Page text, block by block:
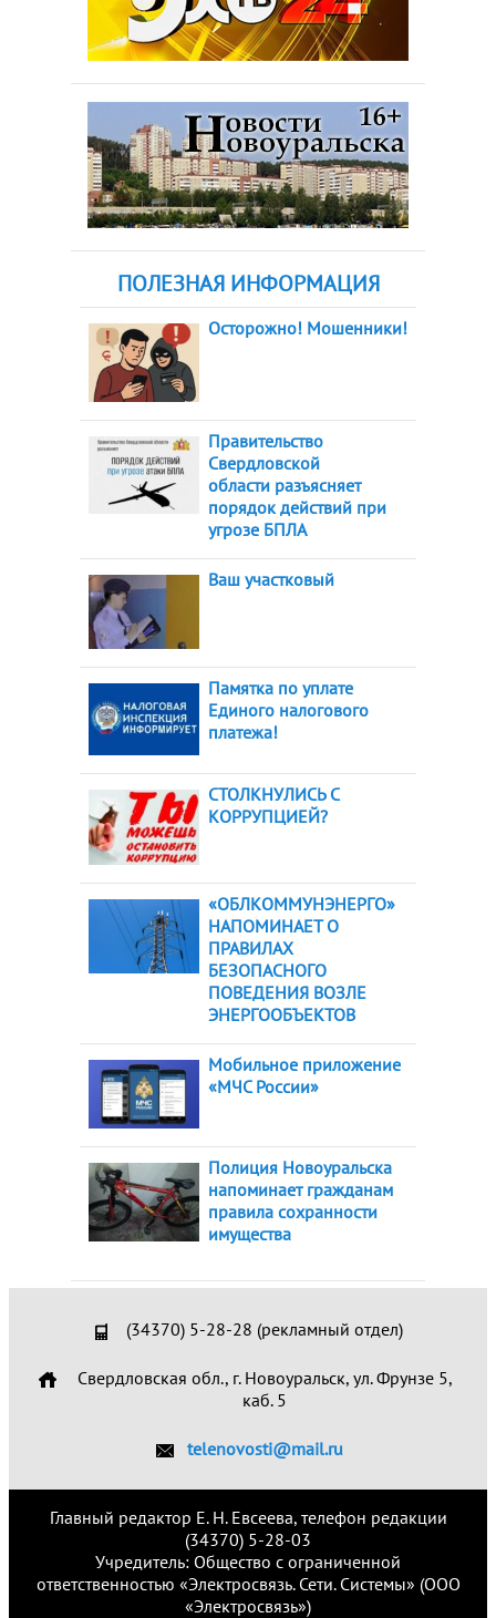
ПОЛЕЗНАЯ ИНФОРМАЦИЯ
Осторожно! Мошенники!
Правительство
Свердловской
области разъясняет
порядок действий при
угрозе БПЛА
Ваш участковый
Памятка по уплате
Единого налогового
платежа!
СТОЛКНУЛИСЬ С
КОРРУПЦИЕЙ?
«ОБЛКОММУНЭНЕРГО»
НАПОМИНАЕТ О
ПРАВИЛАХ
БЕЗОПАСНОГО
ПОВЕДЕНИЯ ВОЗЛЕ
ЭНЕРГООБЪЕКТОВ
Мобильное приложение
«МЧС России»
Полиция Новоуральска
напоминает гражданам
правила сохранности
имущества
(34370) 5-28-28 (рекламный отдел)
Свердловская обл., г. Новоуральск, ул. Фрунзе 5,
каб. 5
telenovosti@mail.ru
Главный редактор Е. Н. Евсеева, телефон редакции
(34370) 5-28-03
Учредитель: Общество с ограниченной
ответственностью «Электросвязь. Сети. Системы» (ООО
«Электросвязь»)